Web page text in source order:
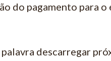
do pagamento para
palavra descarregar